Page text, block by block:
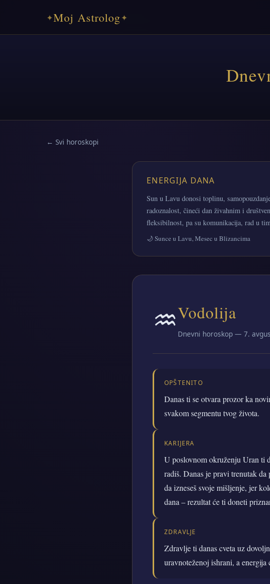
✦Moj Astrolog✦
← Svi horoskopi
ENERGIJA DANA
Sun u Lavu donosi toplinu,
radoznalost, čineći dan živahnim i
fleksibilnost, pa su komunikacija, rad u
🌙 Sunce u Lavu, Mesec u Blizancima
♒Vodolija
Dnevni horoskop — 7.
OPŠTENITO
Danas ti se otvara prozor ka
svakom segmentu tvog života.
KARIJERA
U poslovnom okruženju Uran ti
radiš. Danas je pravi trenutak
da izneseš svoje mišljenje, jer
dana – rezultat će ti doneti
ZDRAVLJE
Zdravlje ti danas cveta uz
uravnoteženoj ishrani, a